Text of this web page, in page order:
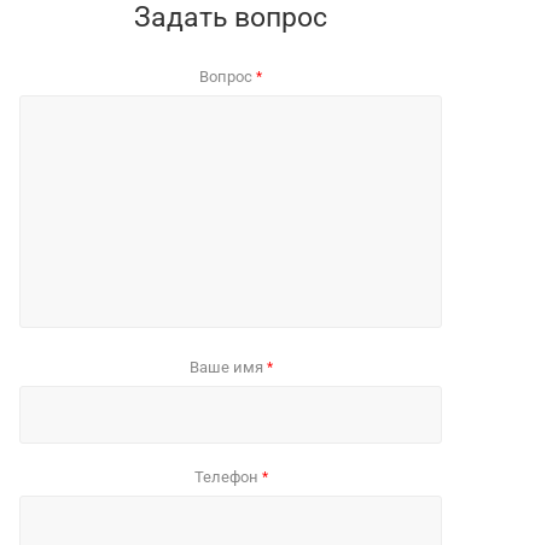
Задать вопрос
Вопрос *
Ваше имя *
Телефон *